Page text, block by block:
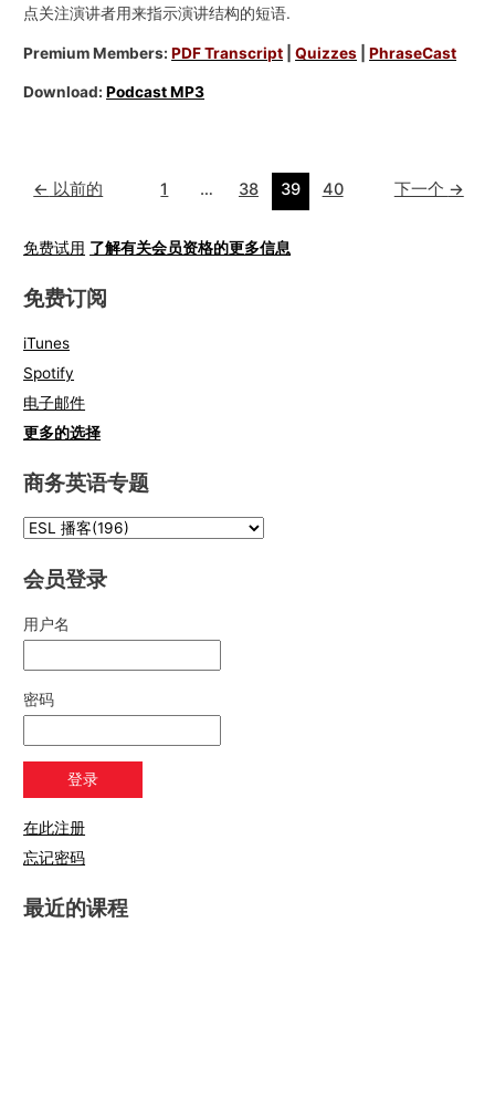
点关注演讲者用来指示演讲结构的短语.
Premium Members:PDF Transcript |Quizzes |PhraseCast
Download:Podcast MP3
← 以前的 1 … 38 39 40 下一个 →
免费试用 了解有关会员资格的更多信息
免费订阅
iTunes
Spotify
电子邮件
更多的选择
商务英语专题
会员登录
用户名
密码
在此注册
忘记密码
最近的课程